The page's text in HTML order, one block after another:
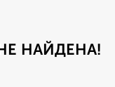
НАЙДЕНА!